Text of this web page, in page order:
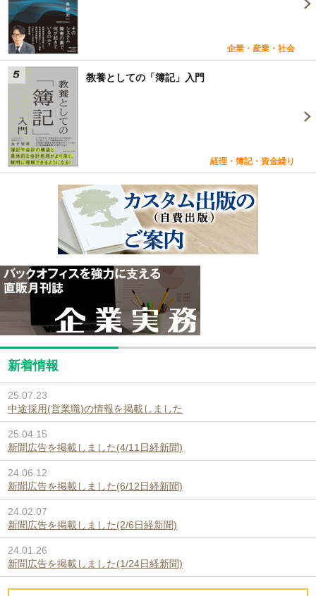
企業・産業・社会
教養としての「簿記」入門
経理・簿記・資金繰り
新着情報
25.07.23
中途採用(営業職)の情報を掲載しました
25.04.15
新聞広告を掲載しました(4/11日経新聞)
24.06.12
新聞広告を掲載しました(6/12日経新聞)
24.02.07
新聞広告を掲載しました(2/6日経新聞)
24.01.26
新聞広告を掲載しました(1/24日経新聞)